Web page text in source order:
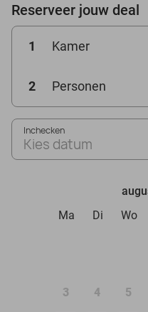
Reserveer jouw deal
1 Kamer
2 Personen
Inchecken
Kies datum
Ma
Di Wo
3 4 5